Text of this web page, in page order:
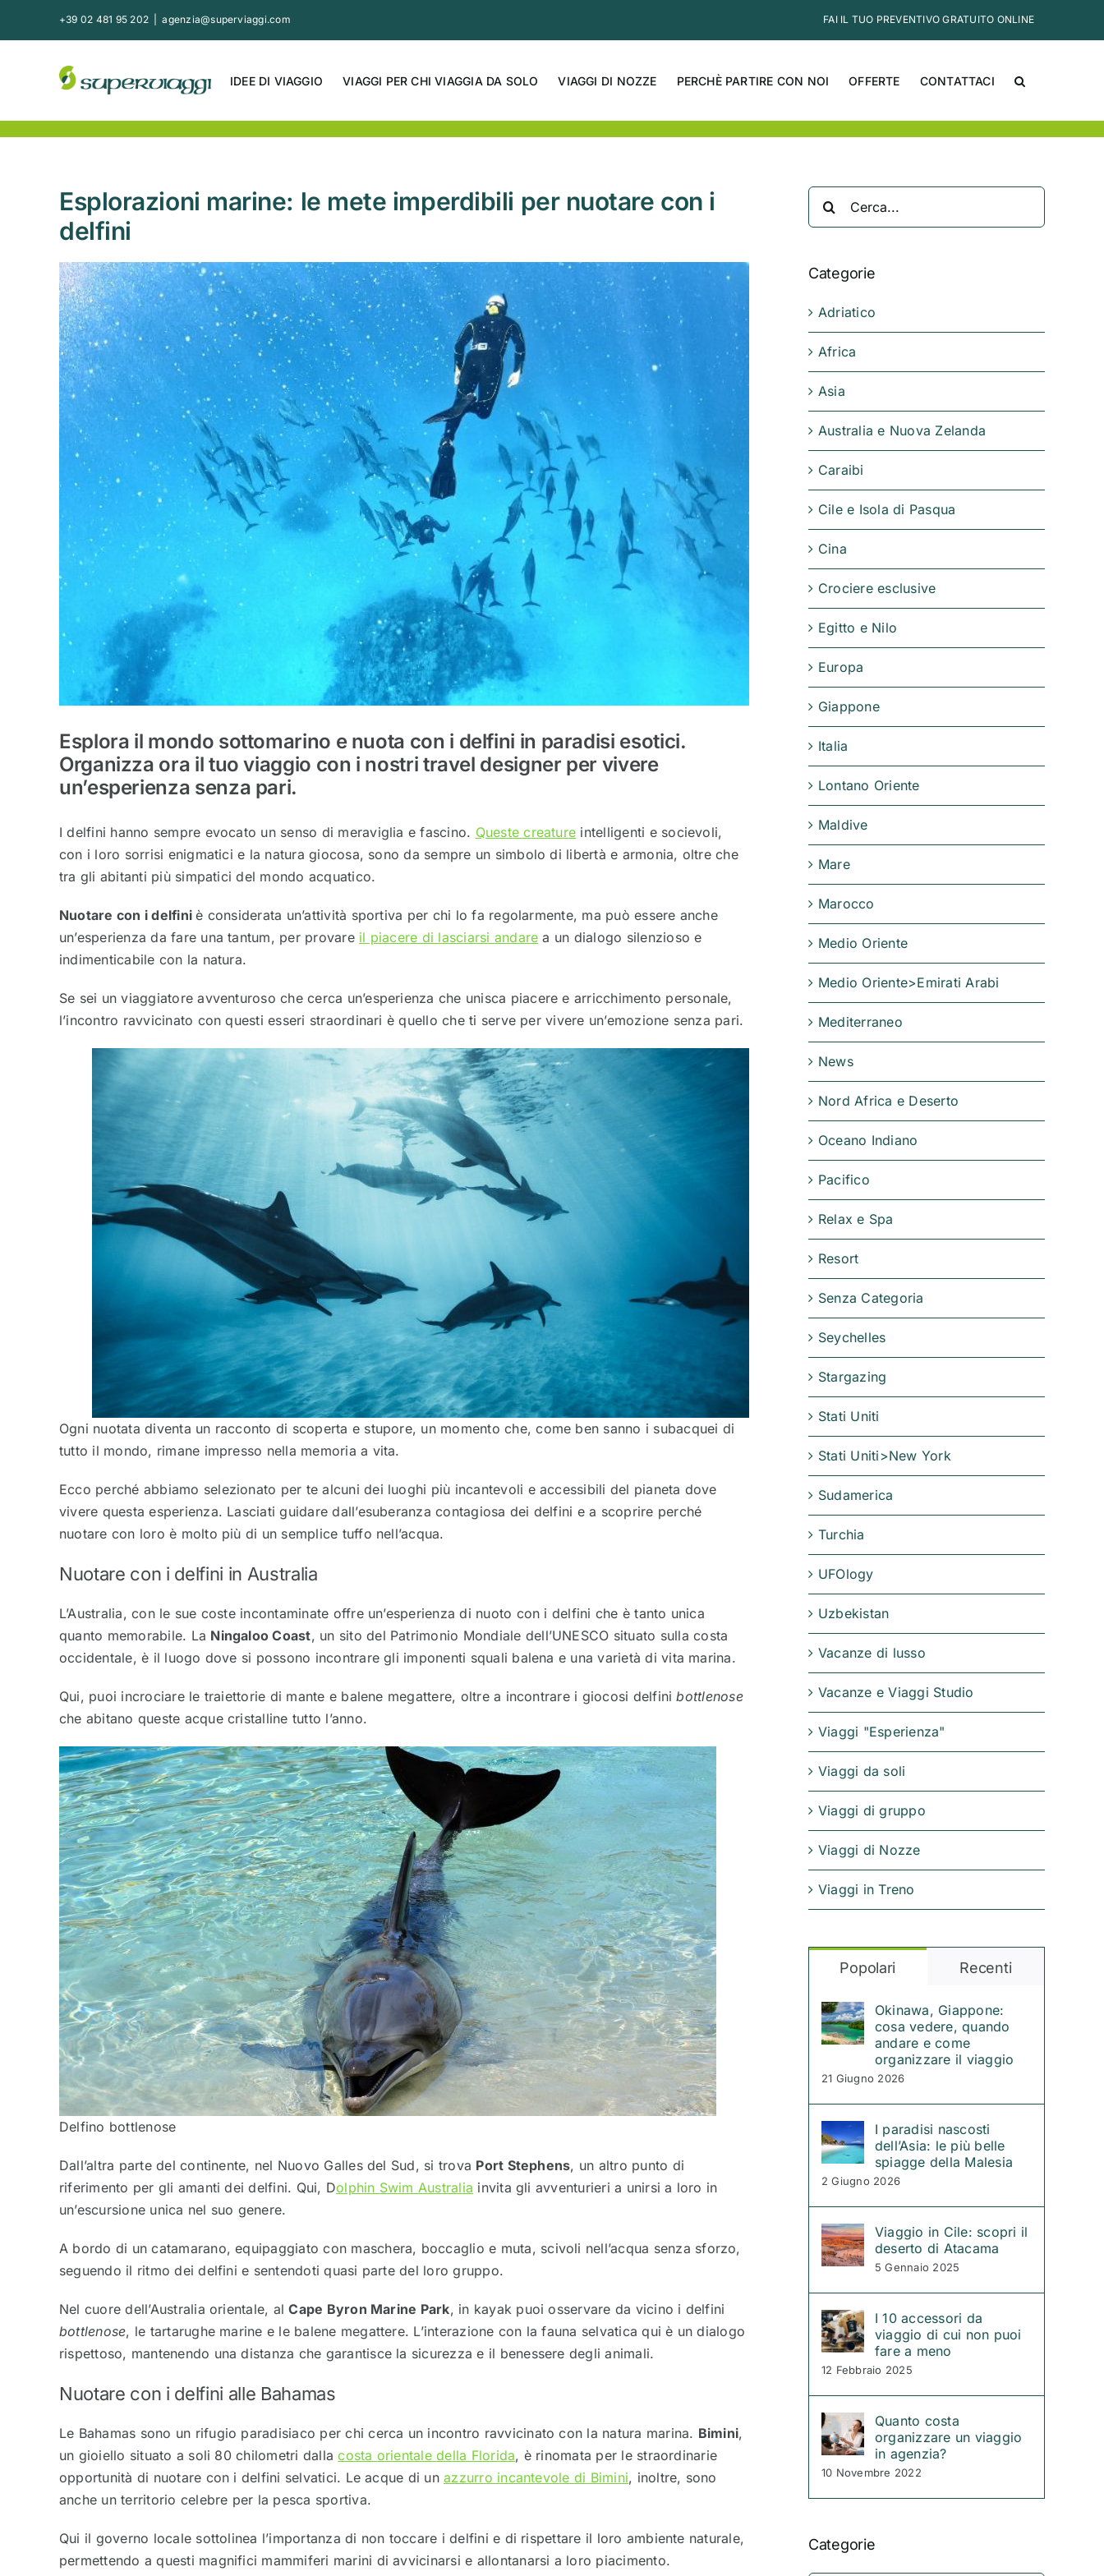
+39 02 481 95 202 agenzia@superviaggi.com FAI IL TUO PREVENTIVO GRATUITO ONLINE
IDEE DI VIAGGIO VIAGGI PER CHI VIAGGIA DA SOLO VIAGGI DI NOZZE PERCHÈ PARTIRE CON NOI OFFERTE CONTATTACI
Esplorazioni marine: le mete imperdibili per nuotare con i
delfini
Ingrandisci
immagine
Esplora il mondo sottomarino e nuota con i delfini in paradisi esotici.
Organizza ora il tuo viaggio con i nostri travel designer per vivere
un’esperienza senza pari.
I delfini hanno sempre evocato un senso di meraviglia e fascino. Queste creature intelligenti e socievoli,
con i loro sorrisi enigmatici e la natura giocosa, sono da sempre un simbolo di libertà e armonia, oltre che
tra gli abitanti più simpatici del mondo acquatico.
Nuotare con i delfiniè considerata un’attività sportiva per chi lo fa regolarmente, ma può essere anche
un’esperienza da fare una tantum, per provare il piacere di lasciarsi andare a un dialogo silenzioso e
indimenticabile con la natura.
Se sei un viaggiatore avventuroso che cerca un’esperienza che unisca piacere e arricchimento personale,
l’incontro ravvicinato con questi esseri straordinari è quello che ti serve per vivere un’emozione senza pari.
Ogni nuotata diventa un racconto di scoperta e stupore, un momento che, come ben sanno i subacquei di
tutto il mondo, rimane impresso nella memoria a vita.
Ecco perché abbiamo selezionato per te alcuni dei luoghi più incantevoli e accessibili del pianeta dove
vivere questa esperienza. Lasciati guidare dall’esuberanza contagiosa dei delfini e a scoprire perché
nuotare con loro è molto più di un semplice tuffo nell’acqua.
Nuotare con i delfini in Australia
L’Australia, con le sue coste incontaminate offre un’esperienza di nuoto con i delfini che è tanto unica
quanto memorabile. La Ningaloo Coast, un sito del Patrimonio Mondiale dell’UNESCO situato sulla costa
occidentale, è il luogo dove si possono incontrare gli imponenti squali balena e una varietà di vita marina.
Qui, puoi incrociare le traiettorie di mante e balene megattere, oltre a incontrare i giocosi delfinibottlenose
che abitano queste acque cristalline tutto l’anno.
Delfino bottlenose
Dall’altra parte del continente, nel Nuovo Galles del Sud, si trova Port Stephens, un altro punto di
riferimento per gli amanti dei delfini. Qui, Dolphin Swim Australia invita gli avventurieri a unirsi a loro in
un’escursione unica nel suo genere.
A bordo di un catamarano, equipaggiato con maschera, boccaglio e muta, scivoli nell’acqua senza sforzo,
seguendo il ritmo dei delfini e sentendoti quasi parte del loro gruppo.
Nel cuore dell’Australia orientale, alCape Byron Marine Park, in kayak puoi osservare da vicino i delfini
bottlenose, le tartarughe marine e le balene megattere. L’interazione con la fauna selvatica qui è un dialogo
rispettoso, mantenendo una distanza che garantisce la sicurezza e il benessere degli animali.
Nuotare con i delfini alle Bahamas
Le Bahamas sono un rifugio paradisiaco per chi cerca un incontro ravvicinato con la natura marina. Bimini,
un gioiello situato a soli 80 chilometri dallacosta orientale della Florida, è rinomata per le straordinarie
opportunità di nuotare con i delfini selvatici. Le acque di unazzurro incantevole di Bimini, inoltre, sono
anche un territorio celebre per la pesca sportiva.
Qui il governo locale sottolinea l’importanza di non toccare i delfini e di rispettare il loro ambiente naturale,
permettendo a questi magnifici mammiferi marini di avvicinarsi e allontanarsi a loro piacimento.
Categorie
Adriatico
Africa
Asia
Australia e Nuova Zelanda
Caraibi
Cile e Isola di Pasqua
Cina
Crociere esclusive
Egitto e Nilo
Europa
Giappone
Italia
Lontano Oriente
Maldive
Mare
Marocco
Medio Oriente
Medio Oriente>Emirati Arabi
Mediterraneo
News
Nord Africa e Deserto
Oceano Indiano
Pacifico
Relax e Spa
Resort
Senza Categoria
Seychelles
Stargazing
Stati Uniti
Stati Uniti>New York
Sudamerica
Turchia
UFOlogy
Uzbekistan
Vacanze di lusso
Vacanze e Viaggi Studio
Viaggi "Esperienza"
Viaggi da soli
Viaggi di gruppo
Viaggi di Nozze
Viaggi in Treno
Popolari Recenti
Okinawa, Giappone:
cosa vedere, quando
andare e come
organizzare il viaggio
21 Giugno 2026
I paradisi nascosti
dell’Asia: le più belle
spiagge della Malesia
2 Giugno 2026
Viaggio in Cile: scopri il
deserto di Atacama
5 Gennaio 2025
I 10 accessori da
viaggio di cui non puoi
fare a meno
12 Febbraio 2025
Quanto costa
organizzare un viaggio
in agenzia?
10 Novembre 2022
Categorie